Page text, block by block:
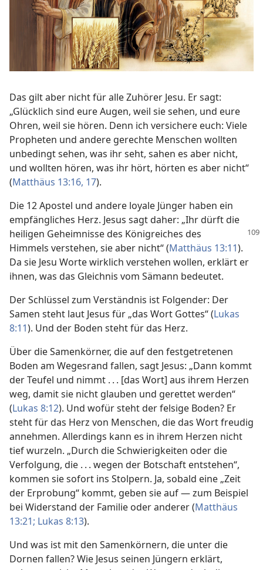
Das gilt aber nicht für alle Zuhörer Jesu. Er sagt:
„Glücklich sind eure Augen, weil sie sehen, und eure
Ohren, weil sie hören. Denn ich versichere euch: Viele
Propheten und andere gerechte Menschen wollten
unbedingt sehen, was ihr seht, sahen es aber nicht,
und wollten hören, was ihr hört, hörten es aber nicht“
(Matthäus 13:16, 17).
Die 12 Apostel und andere loyale Jünger haben ein
empfängliches Herz. Jesus sagt daher: „Ihr dürft die
heiligen Geheimnisse des Königreiches des
Himmels verstehen, sie aber nicht“ (Matthäus 13:11).
Da sie Jesu Worte wirklich verstehen wollen, erklärt er
ihnen, was das Gleichnis vom Sämann bedeutet.
Der Schlüssel zum Verständnis ist Folgender: Der
Samen steht laut Jesus für „das Wort Gottes“ (Lukas
8:11). Und der Boden steht für das Herz.
Über die Samenkörner, die auf den festgetretenen
Boden am Wegesrand fallen, sagt Jesus: „Dann kommt
der Teufel und nimmt . . . [das Wort] aus ihrem Herzen
weg, damit sie nicht glauben und gerettet werden“
(Lukas 8:12). Und wofür steht der felsige Boden? Er
steht für das Herz von Menschen, die das Wort freudig
annehmen. Allerdings kann es in ihrem Herzen nicht
tief wurzeln. „Durch die Schwierigkeiten oder die
Verfolgung, die . . . wegen der Botschaft entstehen“,
kommen sie sofort ins Stolpern. Ja, sobald eine „Zeit
der Erprobung“ kommt, geben sie auf — zum Beispiel
bei Widerstand der Familie oder anderer (Matthäus
13:21; Lukas 8:13).
Und was ist mit den Samenkörnern, die unter die
Dornen fallen? Wie Jesus seinen Jüngern erklärt,